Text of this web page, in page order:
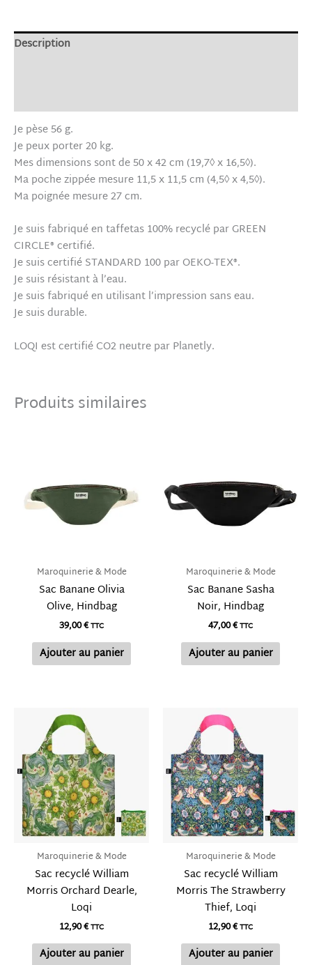
Description
Je pèse 56 g.
Je peux porter 20 kg.
Mes dimensions sont de 50 x 42 cm (19,7◊ x 16,5◊).
Ma poche zippée mesure 11,5 x 11,5 cm (4,5◊ x 4,5◊).
Ma poignée mesure 27 cm.
Je suis fabriqué en taffetas 100% recyclé par GREEN
CIRCLE® certifié.
Je suis certifié STANDARD 100 par OEKO-TEX®.
Je suis résistant à l’eau.
Je suis fabriqué en utilisant l’impression sans eau.
Je suis durable.
LOQI est certifié CO2 neutre par Planetly.
Produits similaires
Maroquinerie & Mode
Sac Banane Olivia
Olive, Hindbag
39,00€TTC
Ajouter au panier
Maroquinerie & Mode
Sac Banane Sasha
Noir, Hindbag
47,00€TTC
Ajouter au panier
Maroquinerie & Mode
Sac recyclé William
Morris Orchard Dearle,
Loqi
12,90€TTC
Ajouter au panier
Maroquinerie & Mode
Sac recyclé William
Morris The Strawberry
Thief, Loqi
12,90€TTC
Ajouter au panier